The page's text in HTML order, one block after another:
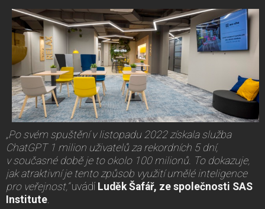
„Po svém spuštění v listopadu 2022 získala služba
ChatGPT 1 milion uživatelů za rekordních 5 dní,
v současné době je to okolo 100 milionů. To dokazuje,
jak atraktivní je tento způsob využití umělé inteligence
pro veřejnost,“uvádí Luděk Šafář, ze společnosti SAS
Institute.